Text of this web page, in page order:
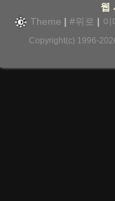
웹
Theme | #위로 | 이
Copyright(c) 1996-